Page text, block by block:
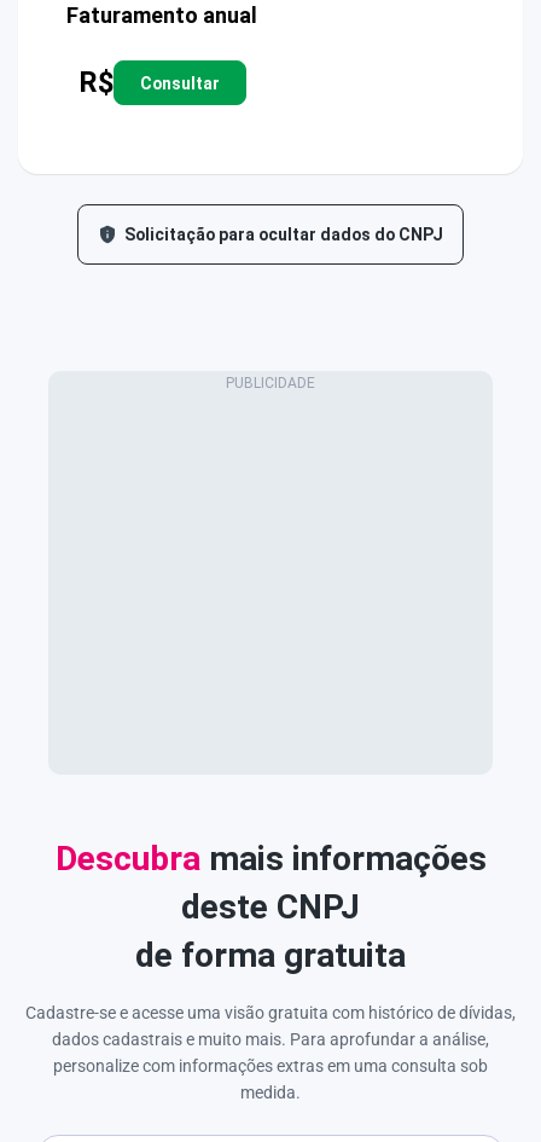
Faturamento anual
R$ Consultar
Solicitação para ocultar dados do CNPJ
Descubramais informações
deste CNPJ
de forma gratuita
Cadastre-se e acesse uma visão gratuita com histórico de dívidas,
dados cadastrais e muito mais. Para aprofundar a análise,
personalize com informações extras em uma consulta sob
medida.